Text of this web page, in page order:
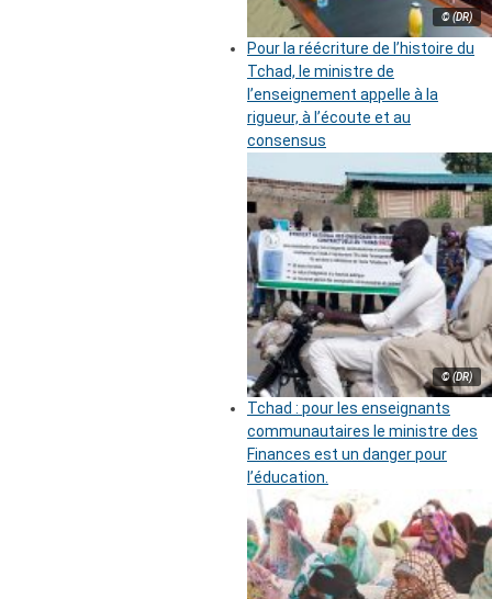
© (DR)
Pour la réécriture de l’histoire du
Tchad, le ministre de
l’enseignement appelle à la
rigueur, à l’écoute et au
consensus
© (DR)
Tchad : pour les enseignants
communautaires le ministre des
Finances est un danger pour
l’éducation.